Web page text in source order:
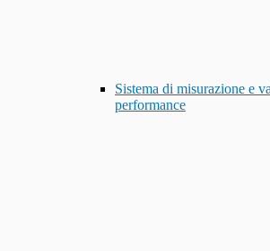
Sistema di misurazione e
performance